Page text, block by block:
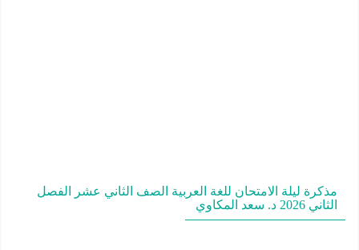
مذكرة ليلة الامتحان للغة العربية الصف الثاني عشر الفصل
الثاني 2026 د. سعد المكاوي